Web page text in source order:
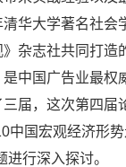
华大学著名社
杂志社共同打
中国广告业最
届，这次第四
中国宏观经济形
进行深入探讨。